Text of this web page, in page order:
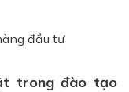
đầu tư
trong đào tạo